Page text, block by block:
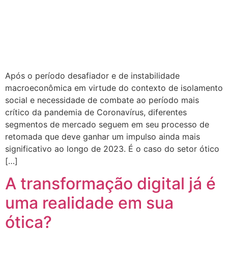
Após o período desafiador e de instabilidade
macroeconômica em virtude do contexto de isolamento
social e necessidade de combate ao período mais
crítico da pandemia de Coronavírus, diferentes
segmentos de mercado seguem em seu processo de
retomada que deve ganhar um impulso ainda mais
significativo ao longo de 2023. É o caso do setor ótico
[…]
A transformação digital já é
uma realidade em sua
ótica?